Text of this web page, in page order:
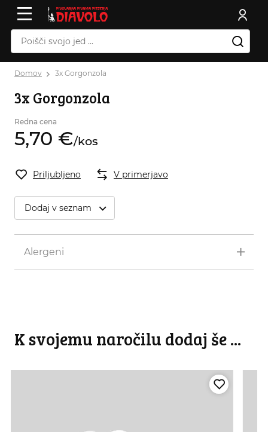
Domov 3x Gorgonzola
3x Gorgonzola
Redna cena
5,70 €/kos
Priljubljeno V primerjavo
Dodaj v seznam
Alergeni
K svojemu naročilu dodaj še ...